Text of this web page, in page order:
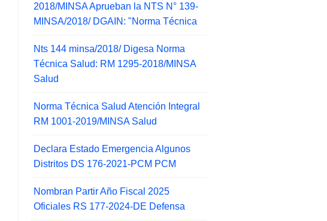
2018/MINSA Aprueban la NTS N° 139-
MINSA/2018/ DGAIN: "Norma Técnica
Nts 144 minsa/2018/ Digesa Norma
Técnica Salud: RM 1295-2018/MINSA
Salud
Norma Técnica Salud Atención Integral
RM 1001-2019/MINSA Salud
Declara Estado Emergencia Algunos
Distritos DS 176-2021-PCM PCM
Nombran Partir Año Fiscal 2025
Oficiales RS 177-2024-DE Defensa